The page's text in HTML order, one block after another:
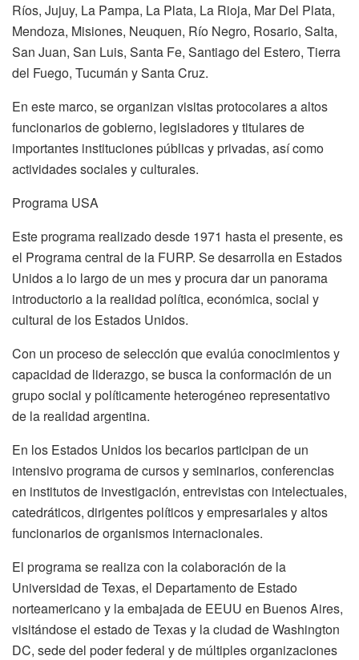
Ríos, Jujuy, La Pampa, La Plata, La Rioja, Mar Del Plata,
Mendoza, Misiones, Neuquen, Río Negro, Rosario, Salta,
San Juan, San Luis, Santa Fe, Santiago del Estero, Tierra
del Fuego, Tucumán y Santa Cruz.
En este marco, se organizan visitas protocolares a altos
funcionarios de gobierno, legisladores y titulares de
importantes instituciones públicas y privadas, así como
actividades sociales y culturales.
Programa USA
Este programa realizado desde 1971 hasta el presente, es
el Programa central de la FURP. Se desarrolla en Estados
Unidos a lo largo de un mes y procura dar un panorama
introductorio a la realidad política, económica, social y
cultural de los Estados Unidos.
Con un proceso de selección que evalúa conocimientos y
capacidad de liderazgo, se busca la conformación de un
grupo social y políticamente heterogéneo representativo
de la realidad argentina.
En los Estados Unidos los becarios participan de un
intensivo programa de cursos y seminarios, conferencias
en institutos de investigación, entrevistas con intelectuales,
catedráticos, dirigentes políticos y empresariales y altos
funcionarios de organismos internacionales.
El programa se realiza con la colaboración de la
Universidad de Texas, el Departamento de Estado
norteamericano y la embajada de EEUU en Buenos Aires,
visitándose el estado de Texas y la ciudad de Washington
DC, sede del poder federal y de múltiples organizaciones